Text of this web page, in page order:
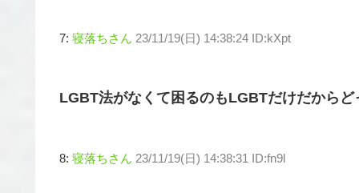
7: 寝落ちさん 23/11/19(日) 14:38:24 ID:kXpt
LGBT法がなくて困るのもLGBTだけだからど
8: 寝落ちさん 23/11/19(日) 14:38:31 ID:fn9l